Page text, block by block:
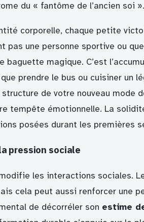
du « fantôme de l’ancien soi ».
corporelle, chaque petite
pas une personne sportive ou
baguette magique. C’est
prendre le bus ou cuisiner un
de votre nouveau mode
tempête émotionnelle. La
posées durant les premières
pression sociale
les interactions sociales.
cela peut aussi renforcer une
de décorréler son estime